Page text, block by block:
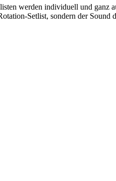
werden individuell und ganz
Setlist, sondern der Sound